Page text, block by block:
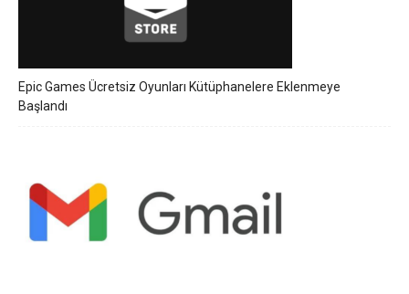
Epic Games Ücretsiz Oyunları Kütüphanelere Eklenmeye
Başlandı